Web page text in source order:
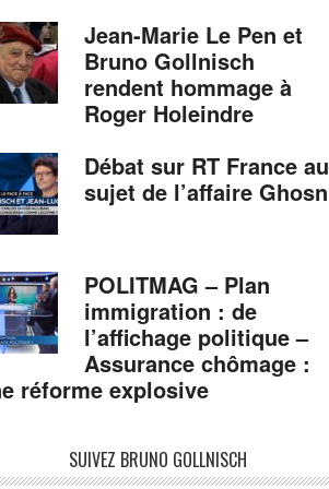
Jean-Marie Le Pen et
Bruno Gollnisch
rendent hommage à
Roger Holeindre
Débat sur RT France au
sujet de l’affaire Ghosn
POLITMAG – Plan
immigration : de
l’affichage politique –
Assurance chômage :
réforme explosive
SUIVEZ BRUNO GOLLNISCH